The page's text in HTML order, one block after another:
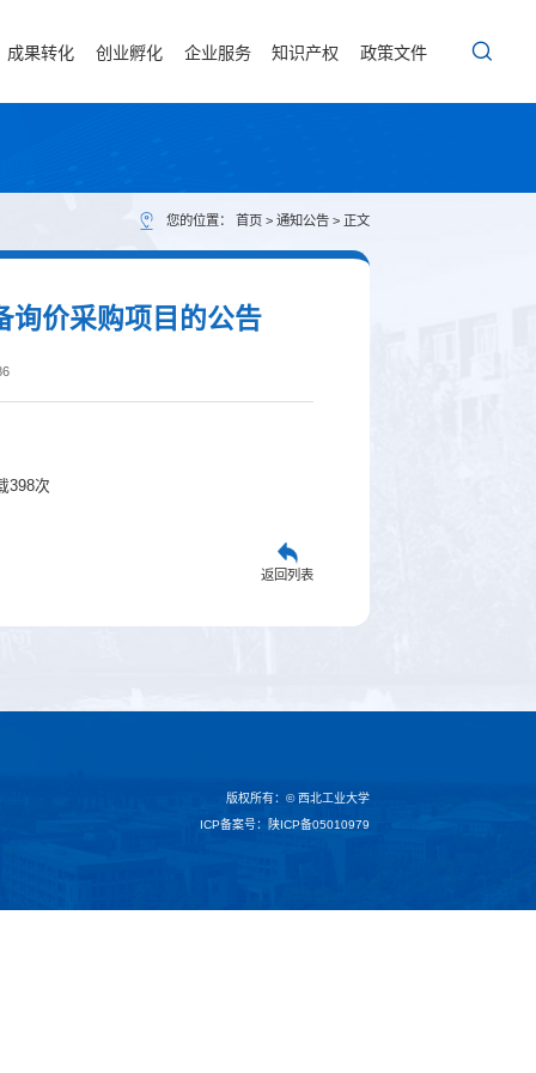
成果转化 创业孵化 企业服务 知识产权 政策文件
您的位置： 首页 > 通知公告> 正文
询价采购项目的公告
398次
返回列表
版权所有：© 西北工业大学
ICP备案号：陕ICP备05010979